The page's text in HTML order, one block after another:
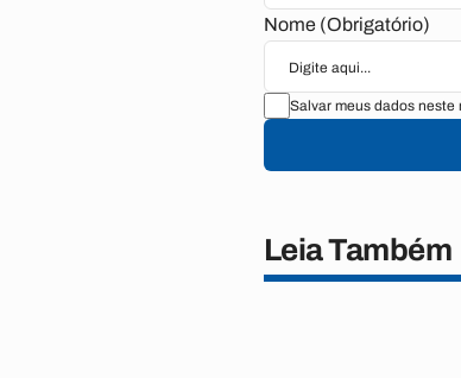
Nome (Obrigatório)
Salvar meus dados neste
Leia Também